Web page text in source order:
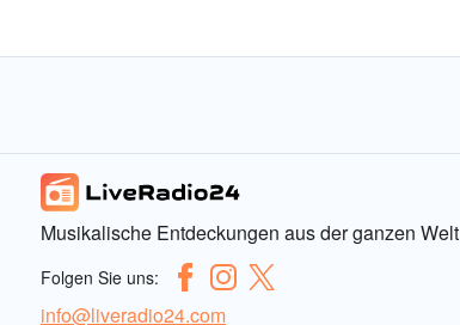
Musikalische Entdeckungen aus der ganzen Welt
Folgen Sie uns:
info@liveradio24.com